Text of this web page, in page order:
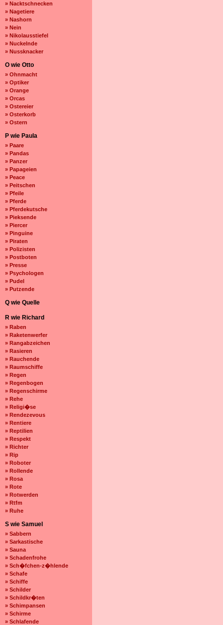
» Nacktschnecken
» Nagetiere
» Nashorn
» Nein
» Nikolausstiefel
» Nuckelnde
» Nussknacker
O wie Otto
» Ohnmacht
» Optiker
» Orange
» Orcas
» Ostereier
» Osterkorb
» Ostern
P wie Paula
» Paare
» Pandas
» Panzer
» Papageien
» Peace
» Peitschen
» Pfeile
» Pferde
» Pferdekutsche
» Pieksende
» Piercer
» Pinguine
» Piraten
» Polizisten
» Postboten
» Presse
» Psychologen
» Pudel
» Putzende
Q wie Quelle
R wie Richard
» Raben
» Raketenwerfer
» Rangabzeichen
» Rasieren
» Rauchende
» Raumschiffe
» Regen
» Regenbogen
» Regenschirme
» Rehe
» Religi�se
» Rendezevous
» Rentiere
» Reptilien
» Respekt
» Richter
» Rip
» Roboter
» Rollende
» Rosa
» Rote
» Rotwerden
» Rtfm
» Ruhe
S wie Samuel
» Sabbern
» Sarkastische
» Sauna
» Schadenfrohe
» Sch�fchen-z�hlende
» Schafe
» Schiffe
» Schilder
» Schildkr�ten
» Schimpansen
» Schirme
» Schlafende